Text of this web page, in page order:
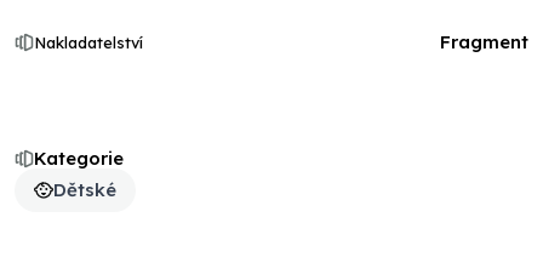
Kategorie
Dětské
Nakladatelství Fragment